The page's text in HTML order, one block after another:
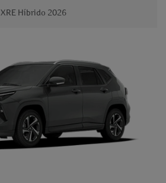
XRE Híbrido 2026